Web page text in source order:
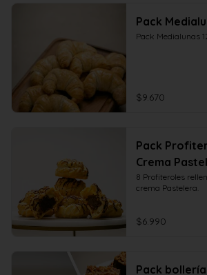
Pack
Pack Medialunas
$9.670
Pack
8 Profiteroles
crema Pastelera.
$6.990
Pack